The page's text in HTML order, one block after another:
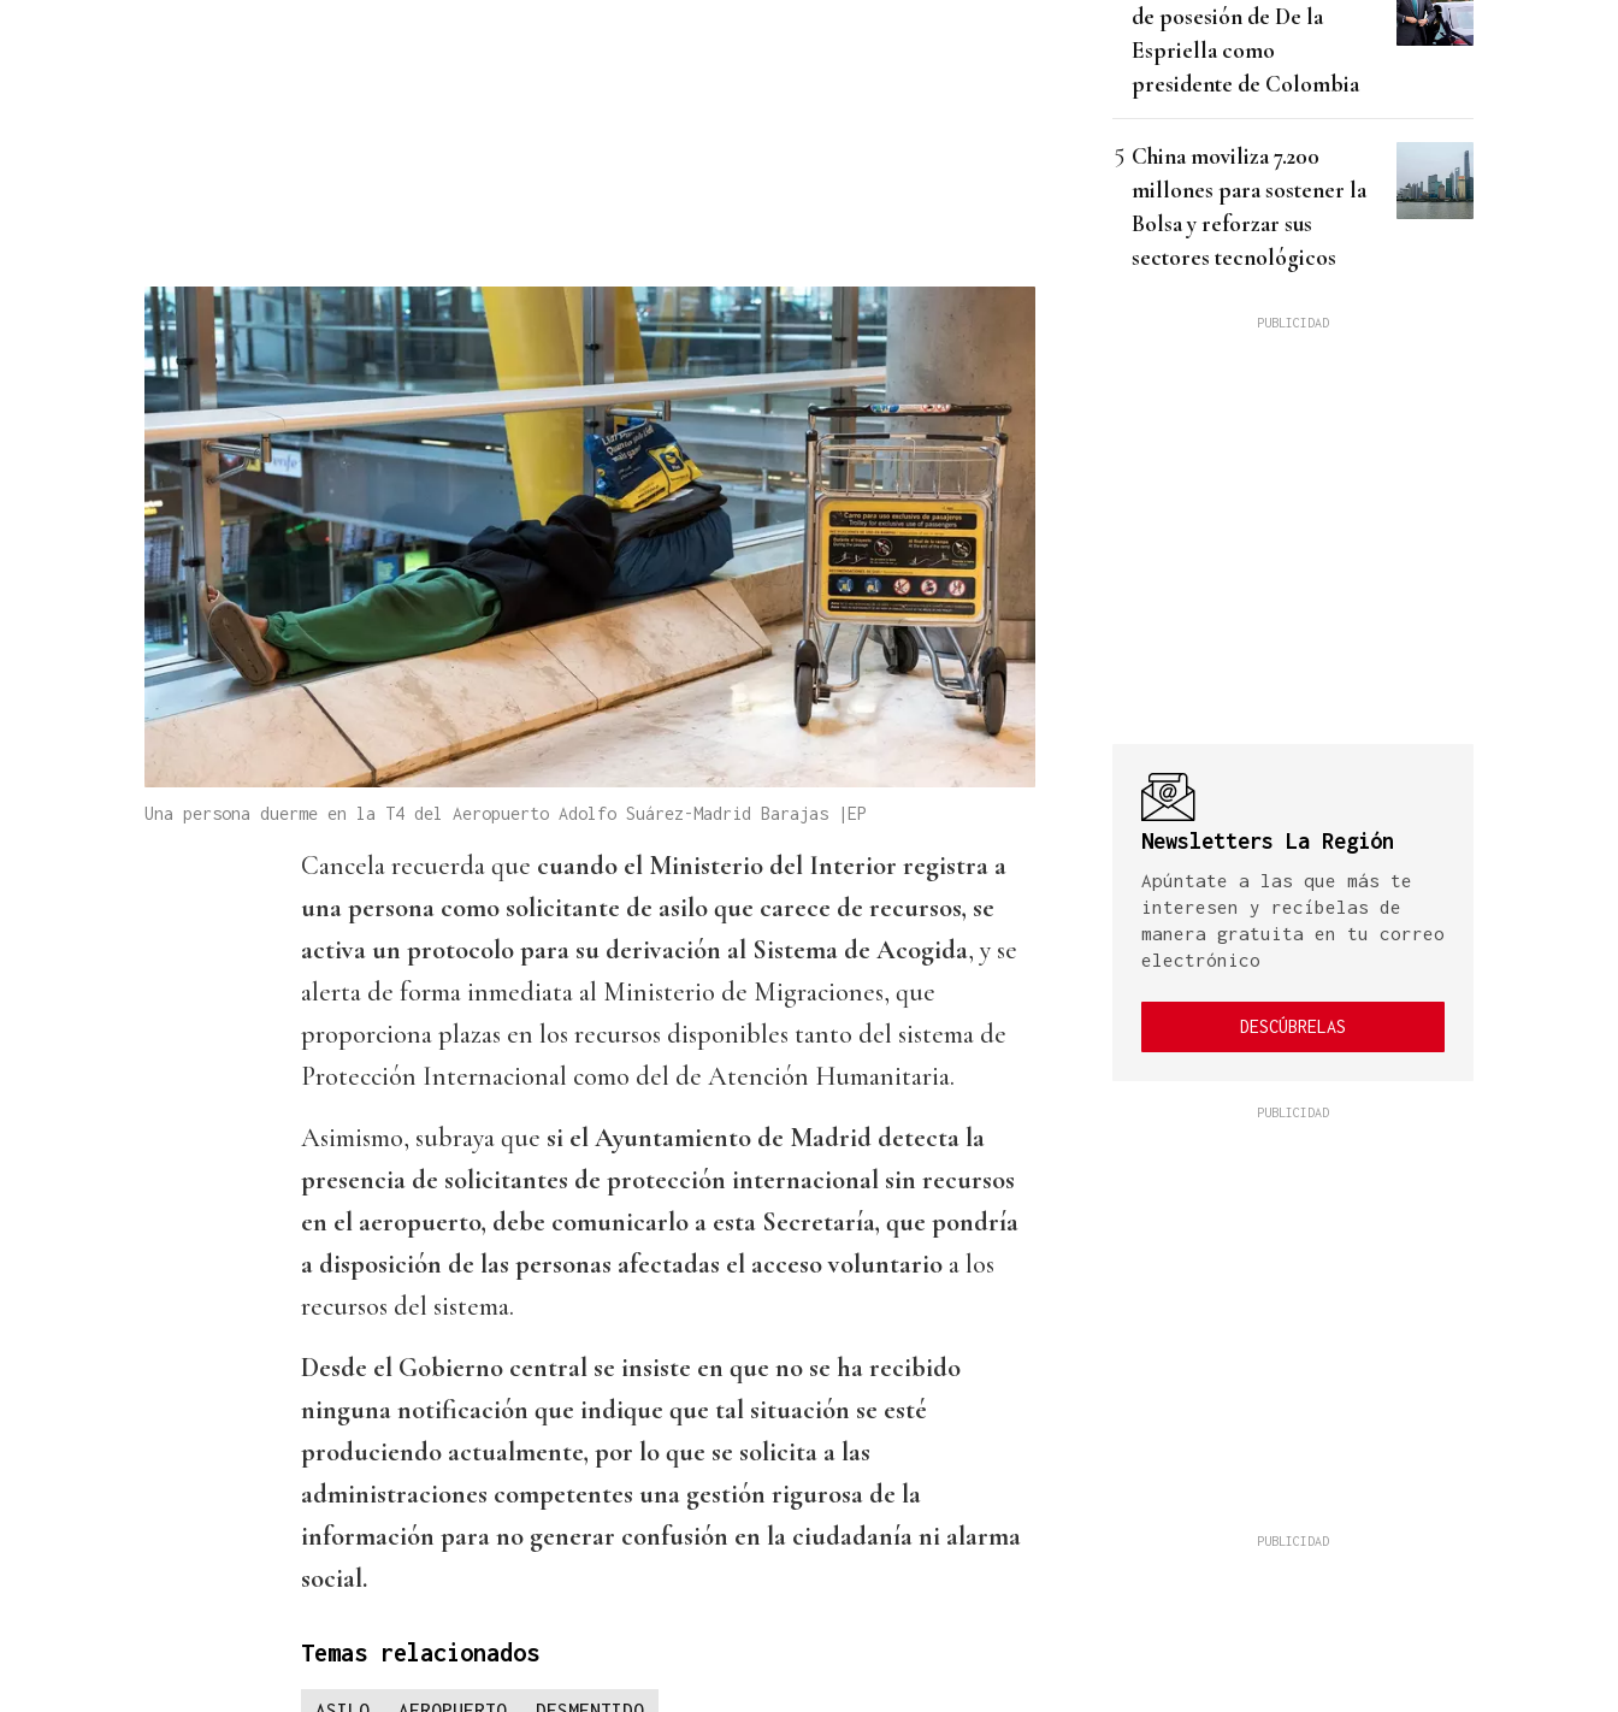
Una persona duerme en la T4 del Aeropuerto Adolfo Suárez-Madrid Barajas |EP
Cancela recuerda que cuando el Ministerio del Interior registra a
una persona como solicitante de asilo que carece de recursos, se
activa un protocolo para su derivación al Sistema de Acogida, y se
alerta de forma inmediata al Ministerio de Migraciones, que
proporciona plazas en los recursos disponibles tanto del sistema de
Protección Internacional como del de Atención Humanitaria.
Asimismo, subraya que si el Ayuntamiento de Madrid detecta la
presencia de solicitantes de protección internacional sin recursos
en el aeropuerto, debe comunicarlo a esta Secretaría, que pondría
a disposición de las personas afectadas el acceso voluntario a los
recursos del sistema.
Desde el Gobierno central se insiste en que no se ha recibido
ninguna notificación que indique que tal situación se esté
produciendo actualmente, por lo que se solicita a las
administraciones competentes una gestión rigurosa de la
información para no generar confusión en la ciudadanía ni alarma
social.
Temas relacionados
de posesión de De la
Espriella como
presidente de Colombia
China moviliza 7.200
millones para sostener la
Bolsa y reforzar sus
sectores tecnológicos
Newsletters La Región
Apúntate a las que más te
interesen y recíbelas de
manera gratuita en tu correo
electrónico
DESCÚBRELAS